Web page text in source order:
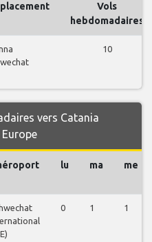
Vols
hebdomadaires
10
vers Catania
lu ma me
0 1 1